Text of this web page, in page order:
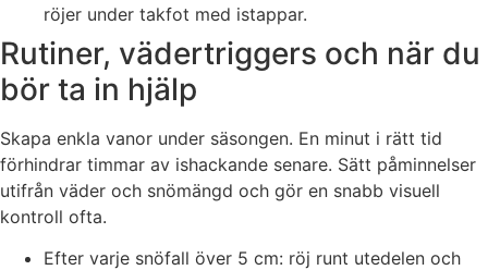
röjer under takfot med istappar.
Rutiner, vädertriggers och när du
bör ta in hjälp
Skapa enkla vanor under säsongen. En minut i rätt tid
förhindrar timmar av ishackande senare. Sätt påminnelser
utifrån väder och snömängd och gör en snabb visuell
kontroll ofta.
Efter varje snöfall över 5 cm: röj runt utedelen och